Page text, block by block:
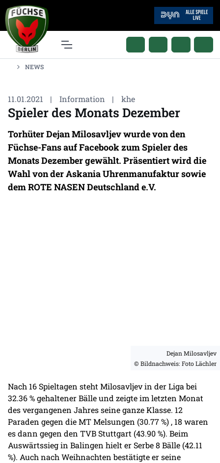
NEWS
11.01.2021 | Information | khe
Spieler des Monats Dezember
Torhüter Dejan Milosavljev wurde von den
Füchse-Fans auf Facebook zum Spieler des
Monats Dezember gewählt. Präsentiert wird die
Wahl von der Askania Uhrenmanufaktur sowie
dem ROTE NASEN Deutschland e.V.
Dejan Milosavljev
© Bildnachweis: Foto Lächler
Nach 16 Spieltagen steht Milosavljev in der Liga bei
32.36 % gehaltener Bälle und zeigte im letzten Monat
des vergangenen Jahres seine ganze Klasse. 12
Paraden gegen die MT Melsungen (30.77 %) , 18 waren
es dann gegen den TVB Stuttgart (43.90 %). Beim
Auswärtssieg in Balingen hielt er Serbe 8 Bälle (42.11
%). Auch nach Weihnachten bestätigte er seine